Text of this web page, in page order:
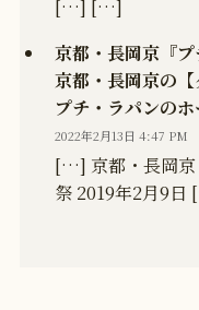
[…] […]
京都・長岡京『
京都・長岡京の【
プチ・ラパンの
2022年2月13日 4:47 PM
[…] 京都・長岡京
祭 2019年2月9